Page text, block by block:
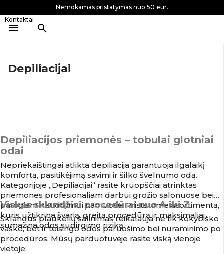
Nemokamas pristatymas nuo 50 eur.
Kontaktai
 search
Depiliacijai
Depiliacijos priemonės – tobulai glotniai
odai
Nepriekaištingai atlikta depiliacija garantuoja ilgalaikį
komfortą, pasitikėjimą savimi ir šilko švelnumo odą.
Kategorijoje „Depiliacijai“ rasite kruopščiai atrinktas
priemones profesionaliam darbui grožio salonuose bei
patogiam naudojimui namuose. Pristatome asortimentą,
kuris užtikrina švarią, greitą procedūrą ir maksimaliai
sumažina odos sudirgimo riziką.
Viskas sklandžiai procedūrai nuo A iki Z
Sklandus plaukelių šalinimas reikalauja ne tik kokybiško
vaško, bet ir teisingo odos paruošimo bei nuraminimo po
procedūros. Mūsų parduotuvėje rasite viską vienoje
vietoje: